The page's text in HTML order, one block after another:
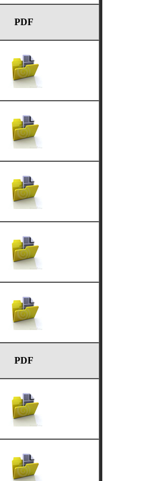
PDF
PDF